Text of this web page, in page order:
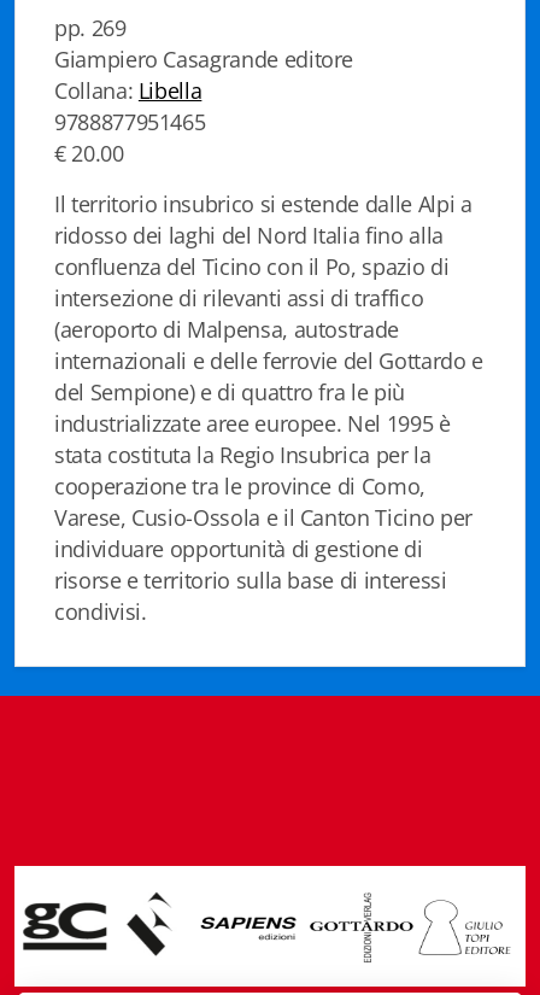
pp. 269
Giampiero Casagrande editore
Collana: Libella
9788877951465
€ 20.00
Il territorio insubrico si estende dalle Alpi a
ridosso dei laghi del Nord Italia fino alla
confluenza del Ticino con il Po, spazio di
intersezione di rilevanti assi di traffico
(aeroporto di Malpensa, autostrade
internazionali e delle ferrovie del Gottardo e
del Sempione) e di quattro fra le più
industrializzate aree europee. Nel 1995 è
stata costituta la Regio Insubrica per la
cooperazione tra le province di Como,
Varese, Cusio-Ossola e il Canton Ticino per
individuare opportunità di gestione di
risorse e territorio sulla base di interessi
condivisi.
Libella
Maestri della Pietra
Oltre le frontiere
Storia
Spyra
Testi scolastici
Varia
Fidia edizioni d'arte
Fidia Architettura
Fidia. Artisti
Fidia. Artisti dei laghi. Itinerari europei
Attualità & Studi